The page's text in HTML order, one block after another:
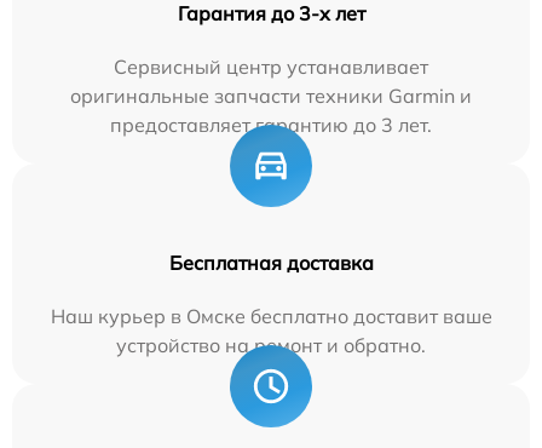
Гарантия до 3-х лет
Сервисный центр устанавливает
оригинальные запчасти техники Garmin и
предоставляет гарантию до 3 лет.
Бесплатная доставка
Наш курьер в Омске бесплатно доставит ваше
устройство на ремонт и обратно.